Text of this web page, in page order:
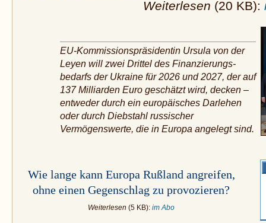
Weiterlesen (20 KB):
EU-Kommissionspräsidentin Ursula von der
Leyen will zwei Drittel des Finanzierungs­
bedarfs der Ukraine für 2026 und 2027, der auf
137 Milliarden Euro ge­schätzt wird, decken –
entweder durch ein europäisches Darlehen
oder durch Diebstahl russischer
Vermögenswerte, die in Europa angelegt sind.
Wie lange kann Europa Rußland angreifen,
ohne einen Gegenschlag zu provozieren?
Weiterlesen (5 KB): im Abo